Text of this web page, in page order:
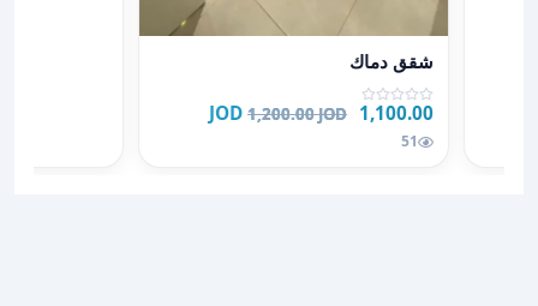
عرض تفاصيل شقق دماك
شقق دماك
1,100.00 JOD
1,200.00 JOD
51